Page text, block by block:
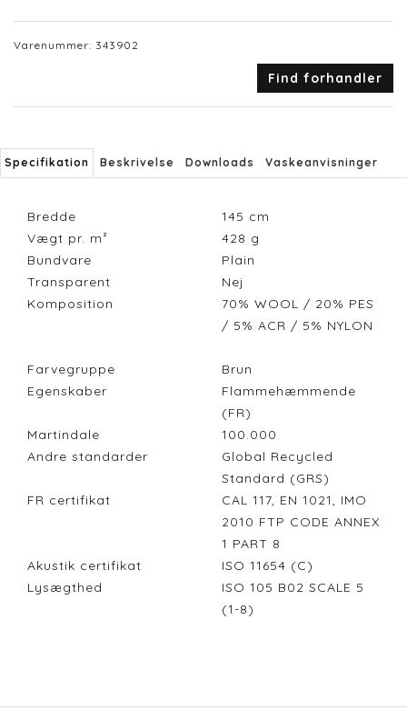
Varenummer: 343902
Find forhandler
Specifikation Beskrivelse Downloads Vaskeanvisninger
Bredde 145 cm
Vægt pr. m²
428 g
Bundvare
Plain
Transparent
Nej
Komposition
70% WOOL / 20% PES
/ 5% ACR / 5% NYLON
Farvegruppe
Brun
Egenskaber
Flammehæmmende
(FR)
Martindale
100.000
Andre standarder
Global Recycled
Standard (GRS)
FR certifikat
CAL 117, EN 1021, IMO
2010 FTP CODE ANNEX
1 PART 8
Akustik certifikat
ISO 11654 (C)
Lysægthed
ISO 105 B02 SCALE 5
(1-8)